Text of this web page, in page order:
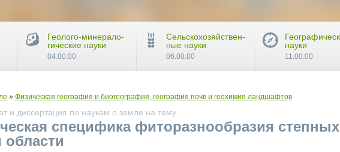
» Физическая география и биогеография, география почв и геохимия ландшафтов
и диссертация по наукам о земле на тему
специфика фиторазнообразия
Геолого-минерало-
гические науки
04.00.00
Сельскохозяйствен-
ные науки
06.00.00
науки
11.00.00